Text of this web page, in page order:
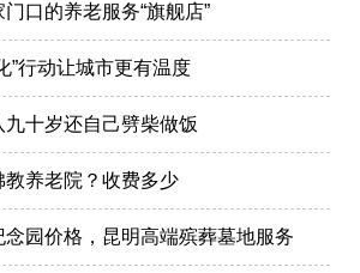
门口的养老服务“旗舰店”
”行动让城市更有温度
十岁还自己劈柴做饭
养老院？收费多少
园价格，昆明高端殡葬墓地服务